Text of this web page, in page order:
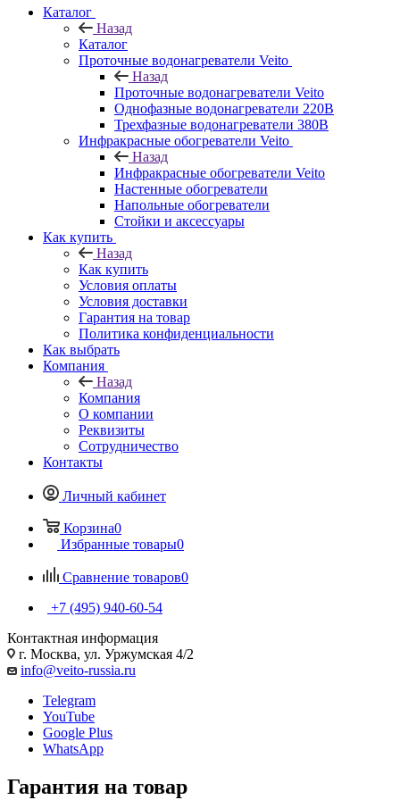
Каталог
Назад
Каталог
Проточные водонагреватели Veito
Назад
Проточные водонагреватели Veito
Однофазные водонагреватели 220В
Трехфазные водонагреватели 380В
Инфракрасные обогреватели Veito
Назад
Инфракрасные обогреватели Veito
Настенные обогреватели
Напольные обогреватели
Стойки и аксессуары
Как купить
Назад
Как купить
Условия оплаты
Условия доставки
Гарантия на товар
Политика конфиденциальности
Как выбрать
Компания
Назад
Компания
О компании
Реквизиты
Сотрудничество
Контакты
Личный кабинет
Корзина0
Избранные товары0
Сравнение товаров0
+7 (495) 940-60-54
Контактная информация
г. Москва, ул. Уржумская 4/2
info@veito-russia.ru
Telegram
YouTube
Google Plus
WhatsApp
Гарантия на товар